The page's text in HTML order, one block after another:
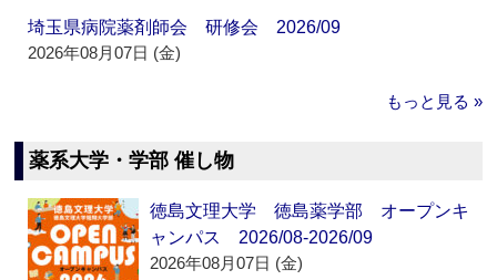
埼玉県病院薬剤師会 研修会 2026/09
2026年08月07日 (金)
もっと見る »
薬系大学・学部 催し物
徳島文理大学 徳島薬学部 オープンキ
ャンパス 2026/08-2026/09
2026年08月07日 (金)